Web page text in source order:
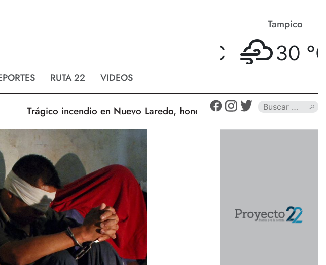
RUTA 22 VIDEOS
Tampico
30 °C
Trágico incendio en Nuevo Laredo, hondureño muere calcinado